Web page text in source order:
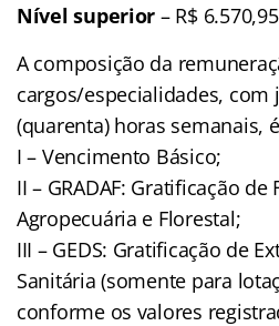
Nível superior – R$ 6.570,95
A composição da
cargos/especialidades, com
(quarenta) horas semanais,
I – Vencimento Básico;
II – GRADAF: Gratificação de
Agropecuária e Florestal;
III – GEDS: Gratificação de
Sanitária (somente para
conforme os valores